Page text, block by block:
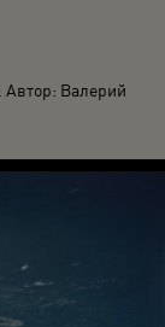
Автор: Валерий